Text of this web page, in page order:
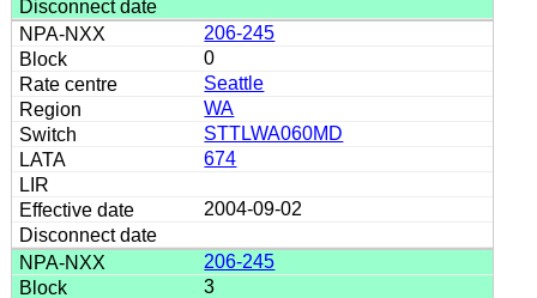
206-245
0
Seattle
WA
STTLWA060MD
674
2004-09-02
206-245
3